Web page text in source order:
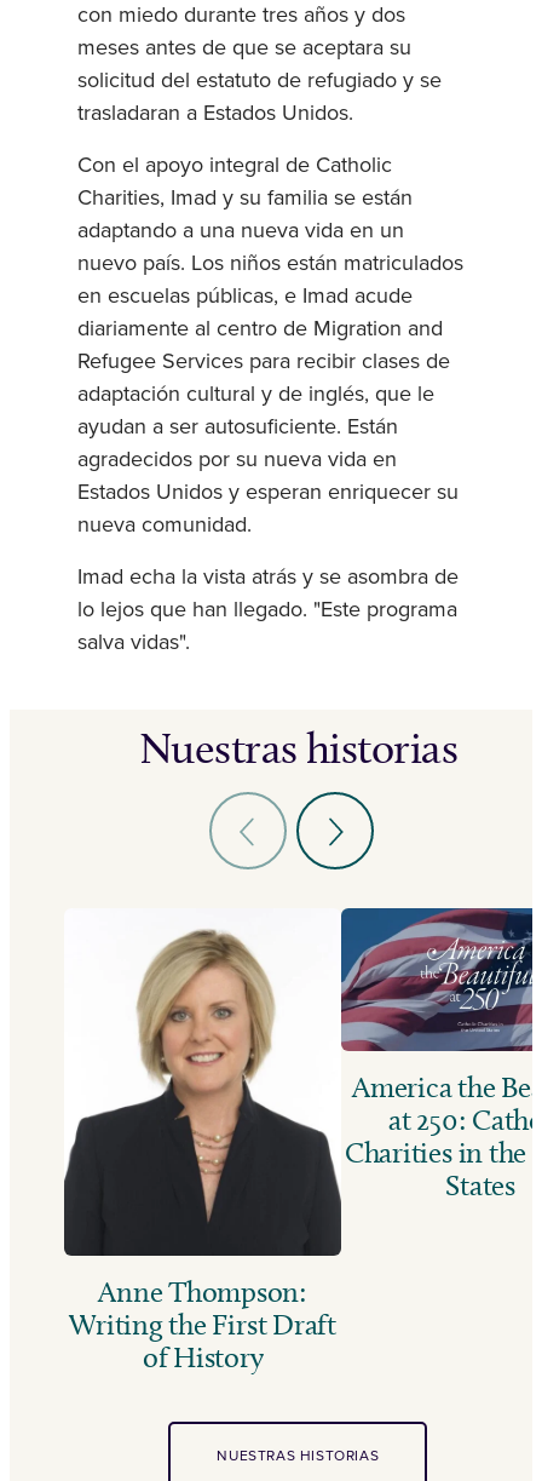
con miedo durante tres años y dos
meses antes de que se aceptara su
solicitud del estatuto de refugiado y se
trasladaran a Estados Unidos.
Con el apoyo integral de Catholic
Charities, Imad y su familia se están
adaptando a una nueva vida en un
nuevo país. Los niños están matriculados
en escuelas públicas, e Imad acude
diariamente al centro de Migration and
Refugee Services para recibir clases de
adaptación cultural y de inglés, que le
ayudan a ser autosuficiente. Están
agradecidos por su nueva vida en
Estados Unidos y esperan enriquecer su
nueva comunidad.
Imad echa la vista atrás y se asombra de
lo lejos que han llegado. "Este programa
salva vidas".
Nuestras historias
Anne Thompson:
Writing the First Draft
of History
America the
at 250:
Charities in the
States
NUESTRAS HISTORIAS